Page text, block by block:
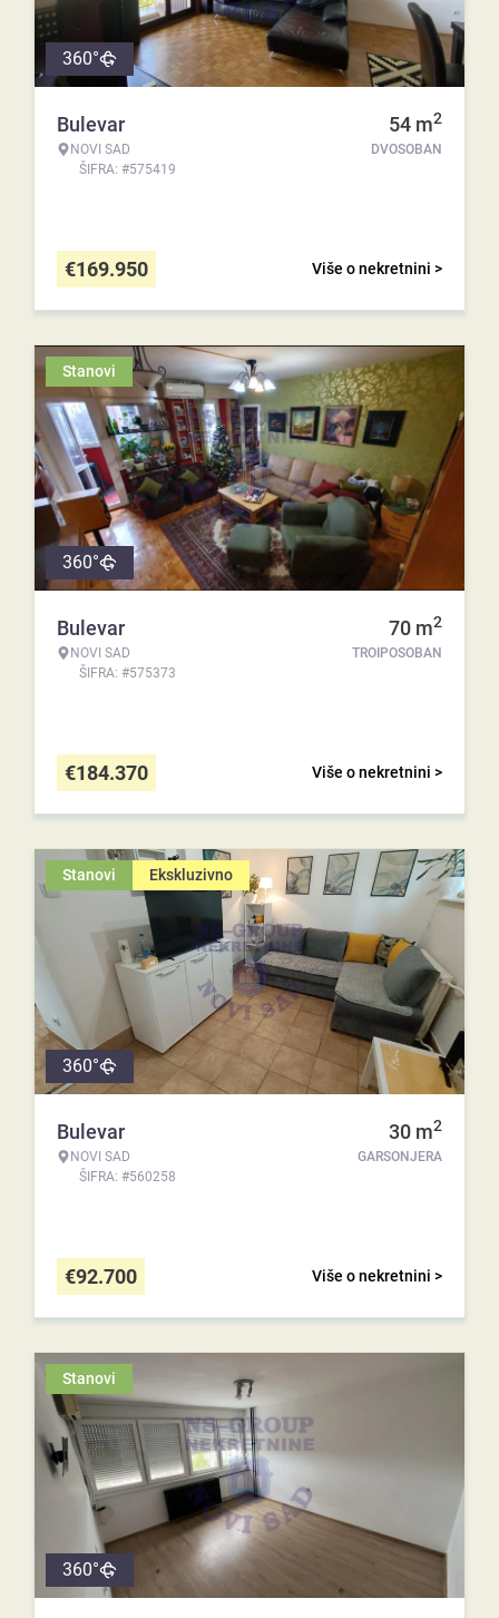
360°
Bulevar
NOVI SAD
ŠIFRA: #575419
54 m2
DVOSOBAN
Više o nekretnini >
€169.950
Stanovi
360°
Bulevar
NOVI SAD
ŠIFRA: #575373
70 m2
TROIPOSOBAN
Više o nekretnini >
€184.370
Stanovi Ekskluzivno
360°
Bulevar
NOVI SAD
ŠIFRA: #560258
30 m2
GARSONJERA
Više o nekretnini >
€92.700
Stanovi
360°